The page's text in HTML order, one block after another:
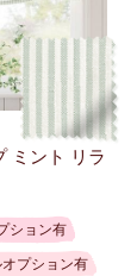
ミント リラ
ション有
プション有